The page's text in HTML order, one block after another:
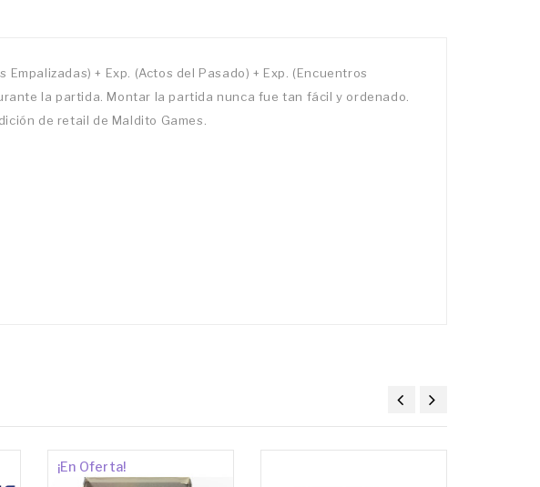
+ Exp. (Actos del Pasado) + Exp. (Encuentros
la partida. Montar la partida nunca fue tan fácil y ordenado.
de retail de Maldito Games.
¡En Oferta!